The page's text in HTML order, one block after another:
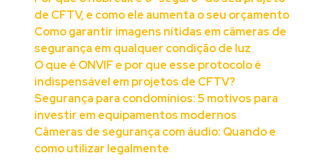
de CFTV, e como ele aumenta o seu orçamento
Como garantir imagens nítidas em câmeras de
segurança em qualquer condição de luz
O que é ONVIF e por que esse protocolo é
indispensável em projetos de CFTV?
Segurança para condomínios: 5 motivos para
investir em equipamentos modernos
Câmeras de segurança com áudio: Quando e
como utilizar legalmente